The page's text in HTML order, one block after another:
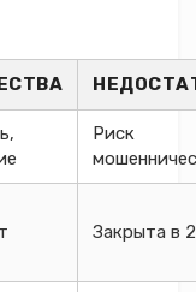
Риск
Закрыта в